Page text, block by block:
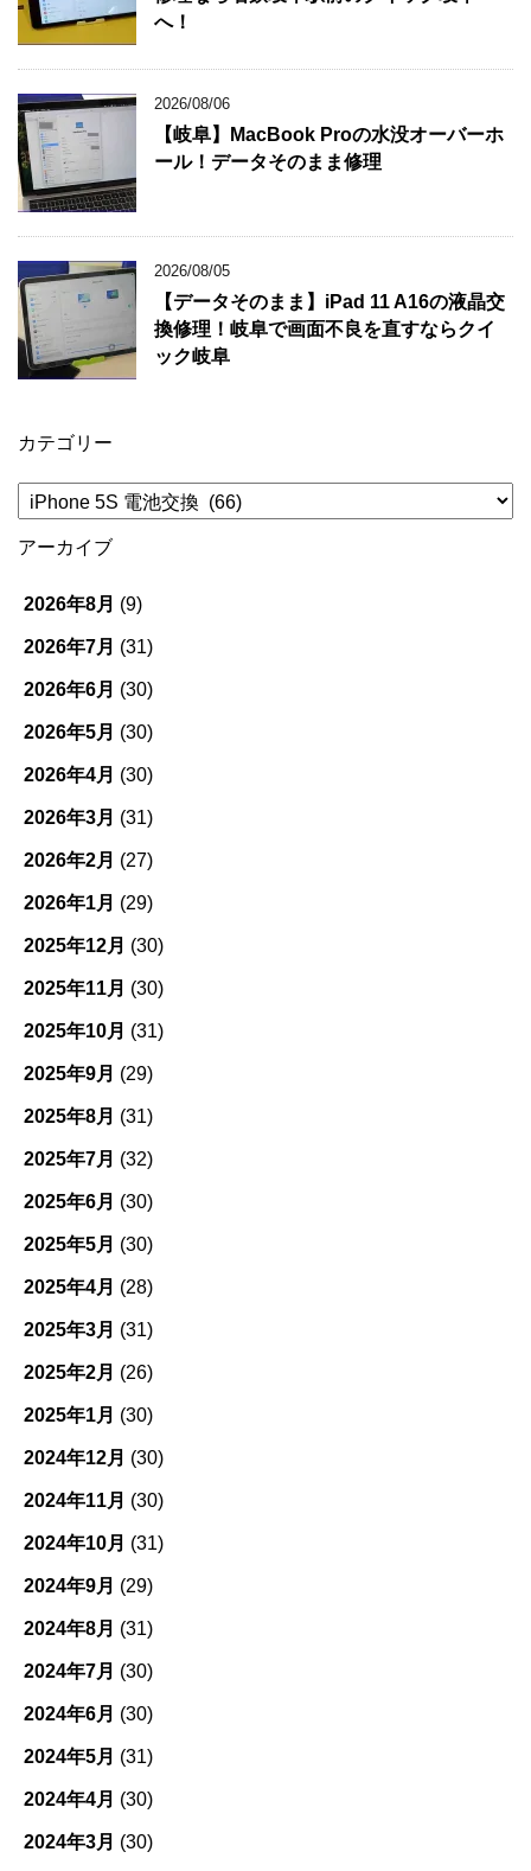
へ！
2026/08/06
【岐阜】MacBook Proの水没オーバーホ
ール！データそのまま修理
2026/08/05
【データそのまま】iPad 11 A16の液晶交
換修理！岐阜で画面不良を直すならクイ
ック岐阜
カテゴリー
カ
テ
ゴ
ー
アーカイブ
2026年8月 (9)
2026年7月 (31)
2026年6月 (30)
2026年5月 (30)
2026年4月 (30)
2026年3月 (31)
2026年2月 (27)
2026年1月 (29)
2025年12月 (30)
2025年11月 (30)
2025年10月 (31)
2025年9月 (29)
2025年8月 (31)
2025年7月 (32)
2025年6月 (30)
2025年5月 (30)
2025年4月 (28)
2025年3月 (31)
2025年2月 (26)
2025年1月 (30)
2024年12月 (30)
2024年11月 (30)
2024年10月 (31)
2024年9月 (29)
2024年8月 (31)
2024年7月 (30)
2024年6月 (30)
2024年5月 (31)
2024年4月 (30)
2024年3月 (30)